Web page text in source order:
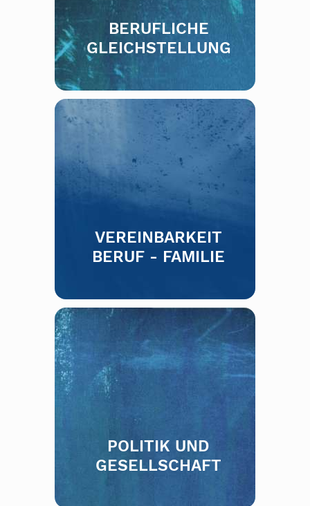
BERUFLICHE
GLEICHSTELLUNG
VEREINBARKEIT
BERUF - FAMILIE
POLITIK UND
GESELLSCHAFT